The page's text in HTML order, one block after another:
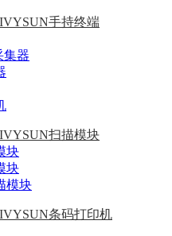
手持终端
集器
扫描模块
块
块
模块
条码打印机